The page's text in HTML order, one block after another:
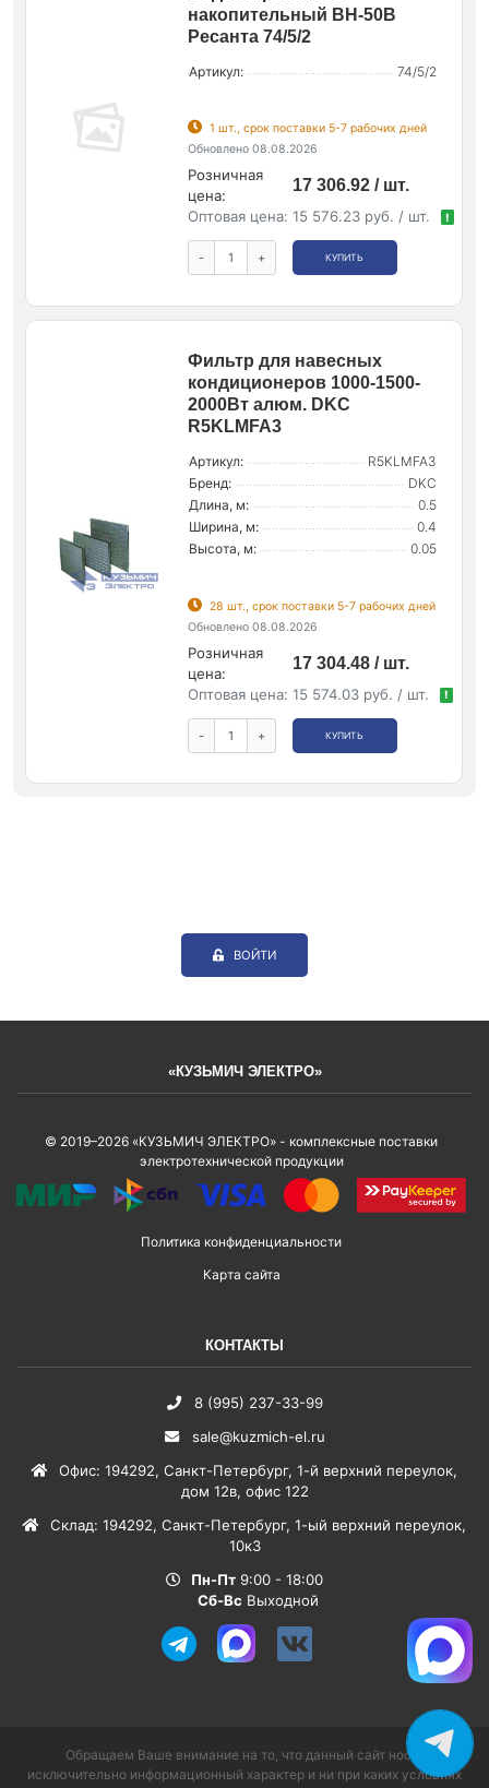
накопительный ВН-50В
Ресанта 74/5/2
Артикул: 74/5/2
1 шт., срок поставки 5-7 рабочих дней
Обновлено 08.08.2026
Розничная
цена:
17 306.92 / шт.
Оптовая цена: 15 576.23 руб. / шт. !
- + КУПИТЬ
Фильтр для навесных
кондиционеров 1000-1500-
2000Вт алюм. DKC
R5KLMFA3
Артикул:
R5KLMFA3
Бренд:
DKC
Длина, м:
0.5
Ширина, м:
0.4
Высота, м:
0.05
28 шт., срок поставки 5-7 рабочих дней
Обновлено 08.08.2026
Розничная
цена:
17 304.48 / шт.
Оптовая цена: 15 574.03 руб. / шт. !
- + КУПИТЬ
ВОЙТИ
«КУЗЬМИЧ ЭЛЕКТРО»
© 2019–2026 «КУЗЬМИЧ ЭЛЕКТРО» - комплексные поставки
электротехнической продукции
Политика конфиденциальности
Карта сайта
КОНТАКТЫ
8 (995) 237-33-99
sale@kuzmich-el.ru
Офис: 194292, Санкт-Петербург, 1-й верхний переулок,
дом 12в, офис 122
Склад: 194292, Санкт-Петербург, 1-ый верхний переулок,
10к3
Пн-Пт 9:00 - 18:00
Сб-Вс Выходной
Обращаем Ваше внимание на то, что данный сайт носит
исключительно информационный характер и ни при каких условиях